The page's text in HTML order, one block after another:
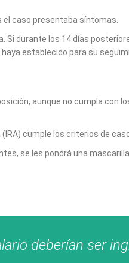
caso presentaba síntomas.
durante los 14 días
establecido para su
aunque no cumpla con
cumple los criterios de
se les pondrá una
deberían ser